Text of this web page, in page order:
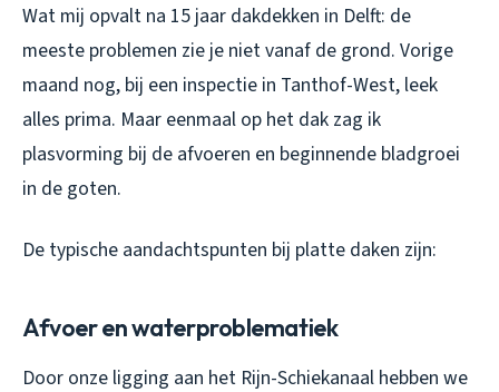
Wat mij opvalt na 15 jaar dakdekken in Delft: de
meeste problemen zie je niet vanaf de grond. Vorige
maand nog, bij een inspectie in Tanthof-West, leek
alles prima. Maar eenmaal op het dak zag ik
plasvorming bij de afvoeren en beginnende bladgroei
in de goten.
De typische aandachtspunten bij platte daken zijn:
Afvoer en waterproblematiek
Door onze ligging aan het Rijn-Schiekanaal hebben we